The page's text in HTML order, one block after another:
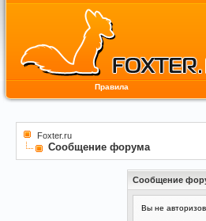
Правила
Foxter.ru
Сообщение форума
Сообщение
Вы не